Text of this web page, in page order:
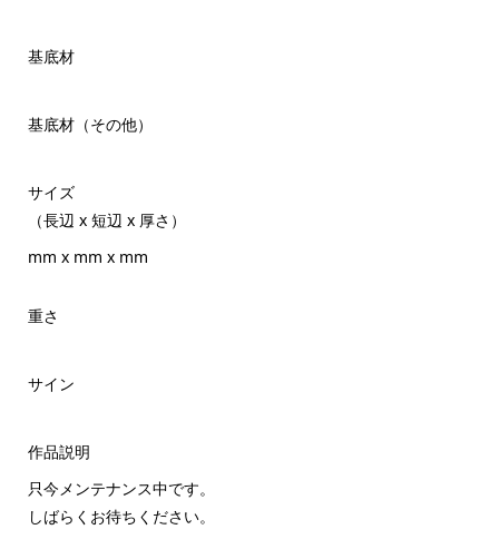
基底材
基底材（その他）
サイズ
（長辺 x 短辺 x 厚さ）
mm x mm x mm
重さ
サイン
作品説明
只今メンテナンス中です。
しばらくお待ちください。